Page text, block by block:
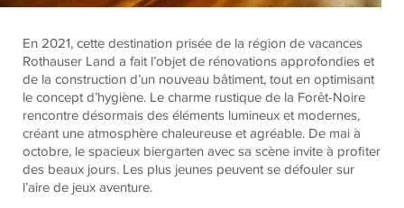
En 2021, cette destination prisée de la région de vacances
Rothauser Land a fait l’objet de rénovations approfondies et
de la construction d’un nouveau bâtiment, tout en optimisant
le concept d’hygiène. Le charme rustique de la Forêt-Noire
rencontre désormais des éléments lumineux et modernes,
créant une atmosphère chaleureuse et agréable. De mai à
octobre, le spacieux biergarten avec sa scène invite à profiter
des beaux jours. Les plus jeunes peuvent se défouler sur
l’aire de jeux aventure.